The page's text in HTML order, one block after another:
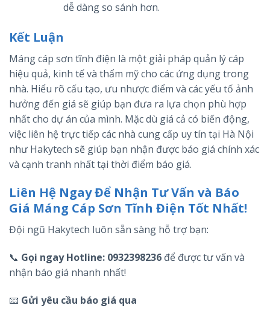
dễ dàng so sánh hơn.
Kết Luận
Máng cáp sơn tĩnh điện là một giải pháp quản lý cáp
hiệu quả, kinh tế và thẩm mỹ cho các ứng dụng trong
nhà. Hiểu rõ cấu tạo, ưu nhược điểm và các yếu tố ảnh
hưởng đến giá sẽ giúp bạn đưa ra lựa chọn phù hợp
nhất cho dự án của mình. Mặc dù giá cả có biến động,
việc liên hệ trực tiếp các nhà cung cấp uy tín tại Hà Nội
như Hakytech sẽ giúp bạn nhận được báo giá chính xác
và cạnh tranh nhất tại thời điểm báo giá.
Liên Hệ Ngay Để Nhận Tư Vấn và Báo
Giá Máng Cáp Sơn Tĩnh Điện Tốt Nhất!
Đội ngũ Hakytech luôn sẵn sàng hỗ trợ bạn:
📞 Gọi ngay Hotline: 0932398236 để được tư vấn và
nhận báo giá nhanh nhất!
📧 Gửi yêu cầu báo giá qua